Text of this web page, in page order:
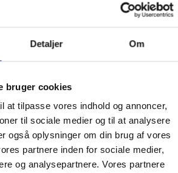
Detaljer Om
bruger cookies
at tilpasse vores indhold og annoncer,
til sociale medier og til at analysere
også oplysninger om din brug af vores
partnere inden for sociale medier,
og analysepartnere. Vores partnere
FIND OS